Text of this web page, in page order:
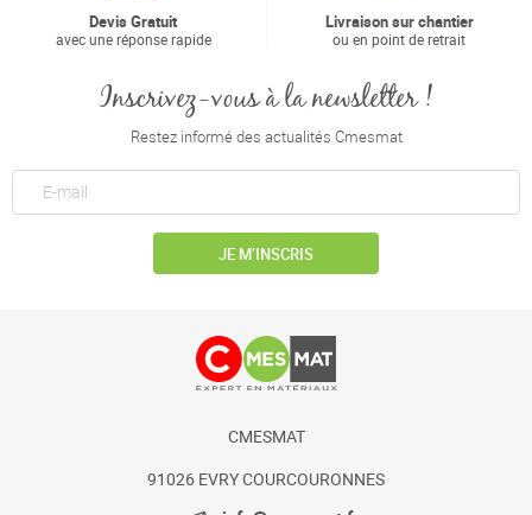
Devis Gratuit
avec une réponse rapide
Livraison sur chantier
ou en point de retrait
Inscrivez-vous à la newsletter !
Restez informé des actualités Cmesmat
JE M’INSCRIS
CMESMAT
91026 EVRY COURCOURONNES